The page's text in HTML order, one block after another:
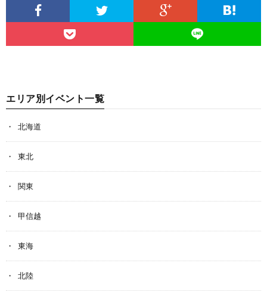
エリア別イベント一覧
北海道
東北
関東
甲信越
東海
北陸